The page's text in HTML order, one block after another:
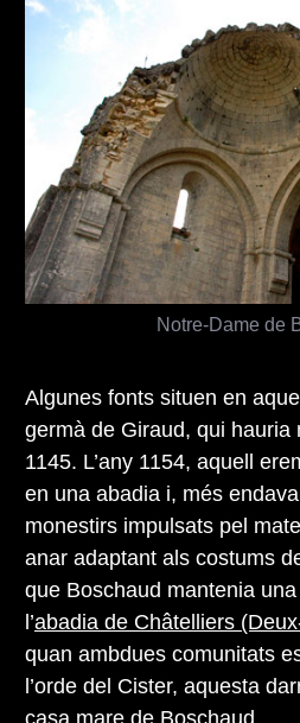
Notre-Dame de
Algunes fonts situen en
germà de Giraud, qui hauria
1145. L’any 1154, aquell
en una abadia i, més
monestirs impulsats pel
anar adaptant als costums
que Boschaud mantenia
l’abadia de Châtelliers
quan ambdues comunitats
l’orde del Cister, aquesta